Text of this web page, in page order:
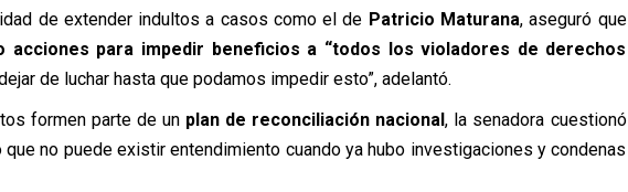
de extender indultos a casos como el de Patricio Maturana, aseguró que
acciones para impedir beneficios a “todos los violadores de derechos
de luchar hasta que podamos impedir esto”, adelantó.
formen parte de un plan de reconciliación nacional, la senadora cuestionó
no puede existir entendimiento cuando ya hubo investigaciones y condenas